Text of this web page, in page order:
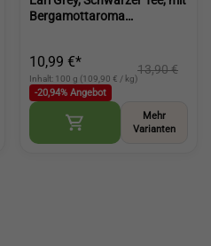
Bergamottaroma
(Earl Grey Black Tea)
10,99 €*
Inhalt: 100 g (109,90 € / kg)
13,90 €
-20,94% Angebot
Mehr
Varianten